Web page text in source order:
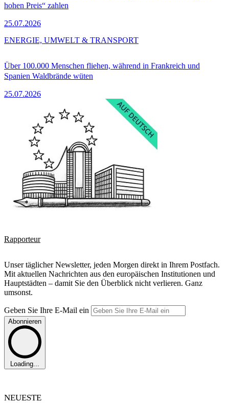
hohen Preis“ zahlen
25.07.2026
Über 100.000 Menschen fliehen, während in Frankreich und
Spanien Waldbrände wüten
25.07.2026
ENERGIE, UMWELT & TRANSPORT
Rapporteur
Unser täglicher Newsletter, jeden Morgen direkt in Ihrem Postfach.
Mit aktuellen Nachrichten aus den europäischen Institutionen und
Hauptstädten – damit Sie den Überblick nicht verlieren. Ganz
umsonst.
Geben Sie Ihre E-Mail ein
Abonnieren
Loading...
NEUESTE